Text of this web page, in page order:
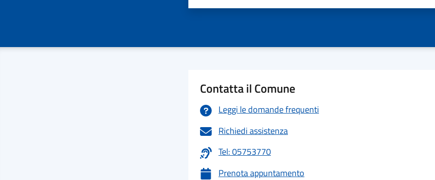
Contatta il Comune
Leggi le domande frequenti
Richiedi assistenza
Tel: 05753770
Prenota appuntamento